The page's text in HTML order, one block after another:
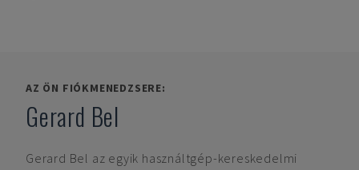
AZ ÖN FIÓKMENEDZSERE:
Gerard Bel
Gerard Bel az egyik használtgép-kereskedelmi